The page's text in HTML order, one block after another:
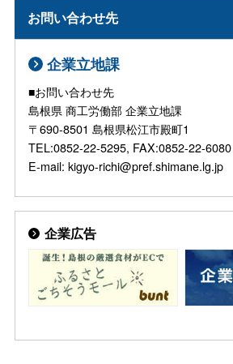
お問い合わせ先
企業立地課
■お問い合わせ先
島根県 商工労働部 企業立地課
〒690-8501 島根県松江市殿町1
TEL:0852-22-5295, FAX:0852-22-6080
E-mail: kigyo-richi@pref.shimane.lg.jp
企業広告